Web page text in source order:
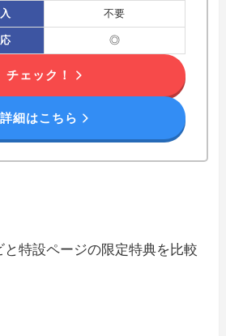
不要
◎
チェック！
詳細はこちら
特設ページの限定特典を比較